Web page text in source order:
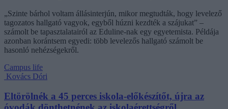
„Szinte bárhol voltam állásinterjún, mikor megtudták, hogy levelező
tagozatos hallgató vagyok, egyből húzni kezdték a szájukat” –
számolt be tapasztalatairól az Eduline-nak egy egyetemista. Példája
azonban korántsem egyedi: több levelezős hallgató számolt be
hasonló nehézségekről.
Campus life
Kovács Dóri
Eltörölnék a 45 perces iskola-előkészítőt, újra az